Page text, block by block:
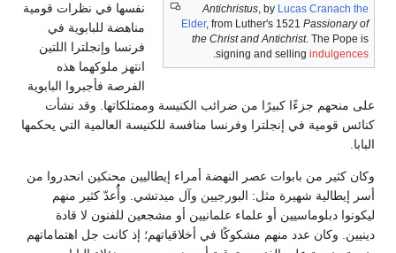
Antichristus , by Lucas Cranach the
Elder, from Luther's 1521 Passionary of
the Christ and Antichrist. The Pope is
signing and selling indulgences
نفسها في نظرات قومية
مناهضة للبابوية في
فرنسا وإنجلترا اللتين
انتهز ملوكهما هذه
الفرصة فأجبروا البابوية
على منحهم جزءًا كبيرًا من ضرائب الكنيسة وممتلكاتها. وقد نشأت
كنائس قومية في إنجلترا وفرنسا منافسة للكنيسة العالمية التي يحكمها
البابا.
وكان كثير من بابوات عصر النهضة أمراء إيطاليين محنكين انحدروا من
أسر إيطالية شهيرة مثل: البورجيين وآل ميدتشي. وأُُعدّ كثير منهم
ليكونوا دبلوماسيين أو علماء علمانيين أو مشجعين للفنون لا قادة
دينيين. وكان عدد منهم مشكوكًا في أخلاقياتهم؛ إذ كانت جل اهتماماتهم